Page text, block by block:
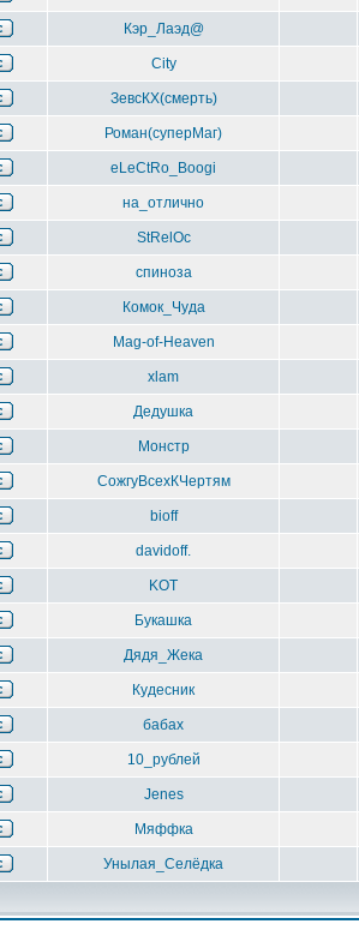
Кэр_Лаэд@
City
ЗевсКХ(смерть)
Роман(суперМаг)
eLeCtRo_Boogi
на_отлично
StRelOc
спиноза
Комок_Чуда
Mag-of-Heaven
xlam
Дедушка
Монстр
СожгуВсехКЧертям
bioff
davidoff.
KOT
Букашка
Дядя_Жека
Кудесник
бабах
10_рублей
Jenes
Мяффка
Унылая_Селёдка